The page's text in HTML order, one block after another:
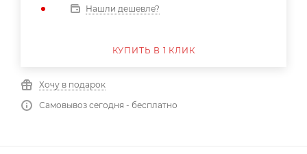
Нашли дешевле?
КУПИТЬ В 1 КЛИК
Хочу в подарок
Самовывоз сегодня - бесплатно